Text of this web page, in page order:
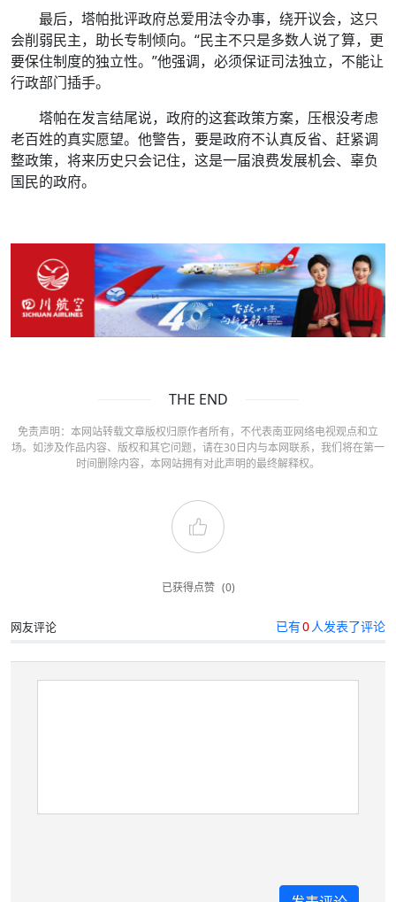
最后，塔帕批评政府总爱用法令办事，绕开议会，这只
会削弱民主，助长专制倾向。“民主不只是多数人说了算，更
要保住制度的独立性。”他强调，必须保证司法独立，不能让
行政部门插手。
塔帕在发言结尾说，政府的这套政策方案，压根没考虑
老百姓的真实愿望。他警告，要是政府不认真反省、赶紧调
整政策，将来历史只会记住，这是一届浪费发展机会、辜负
国民的政府。
THE END
免责声明：本网站转载文章版权归原作者所有，不代表南亚网络电视观点和立
场。如涉及作品内容、版权和其它问题，请在30日内与本网联系，我们将在第一
时间删除内容，本网站拥有对此声明的最终解释权。
已获得点赞 (0)
网友评论 已有0人发表了评论